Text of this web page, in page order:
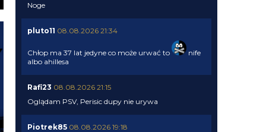
Noge
pluto11 08.08.2026 21:34
Chłop ma 37 lat jedyne co może urwać to
nife
albo ahillesa
Rafi23 08.08.2026 21:15
Oglądam PSV, Perisic dupy nie urywa
Piotrek85 08.08.2026 19:18